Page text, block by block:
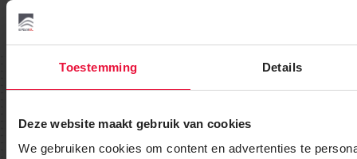
Toestemming Details
Deze website maakt gebruik van cookies
We gebruiken cookies om content en advertenties te
Tot het helemaal op uw dak ligt.